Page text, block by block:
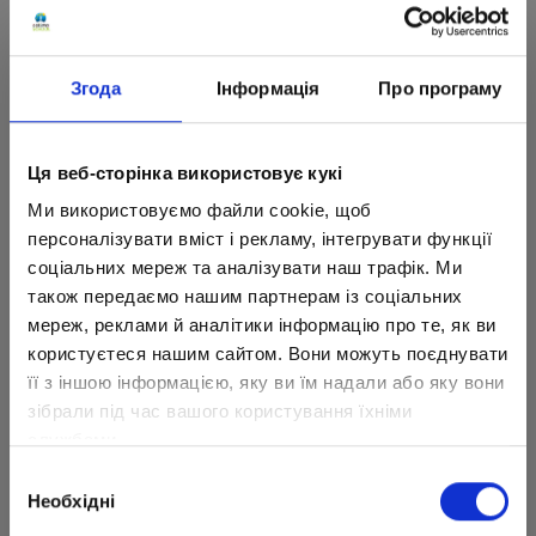
Згода Інформація Про програму
Ця веб-сторінка використовує кукі
Ми використовуємо файли cookie, щоб
персоналізувати вміст і рекламу, інтегрувати функції
соціальних мереж та аналізувати наш трафік. Ми
також передаємо нашим партнерам із соціальних
мереж, реклами й аналітики інформацію про те, як ви
користуєтеся нашим сайтом. Вони можуть поєднувати
її з іншою інформацією, яку ви їм надали або яку вони
зібрали під час вашого користування їхніми
згоди
Необхідні